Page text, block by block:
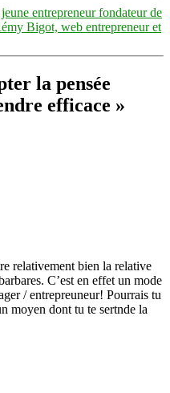
entrepreneur fondateur de
Bigot, web entrepreneur et
la pensée
efficace »
relativement bien la relative
C’est en effet un mode
/ entrepreuneur! Pourrais tu
moyen dont tu te sertnde la